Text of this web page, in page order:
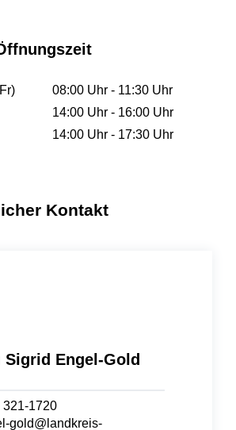
08:00 Uhr - 11:30 Uhr
14:00 Uhr - 16:00 Uhr
14:00 Uhr - 17:30 Uhr
Kontakt
Sigrid Engel-Gold
321-1720
gold@landkreis-